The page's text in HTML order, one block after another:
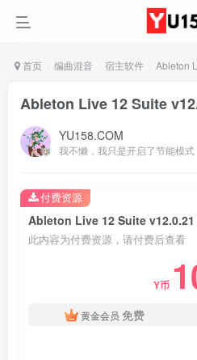
首页 编曲混音 宿主软件 Ableton
Ableton Live 12 Suite
YU158.COM
我不懒，我只是开启了节能模式
Ableton Live 12 Suite v12.0.21
此内容为付费资源，请付费后查看
Y币
黄金会员 免费
付费资源